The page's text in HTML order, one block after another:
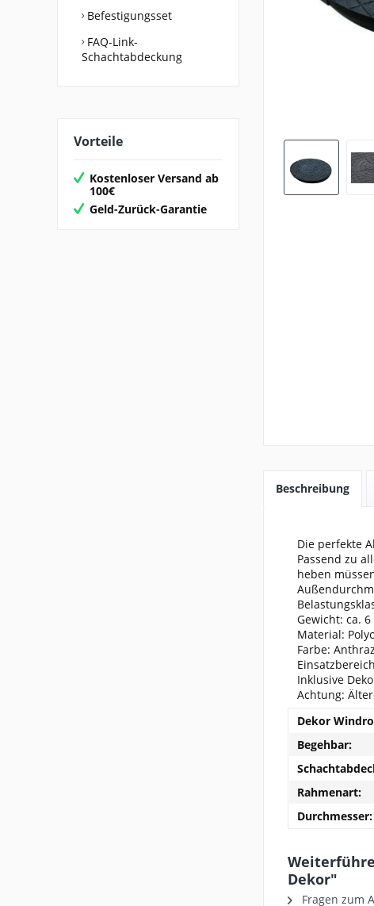
Befestigungsset
FAQ-Link-
Schachtabdeckung
Vorteile
Kostenloser Versand ab
100€
Geld-Zurück-Garantie
Beschreibung
Die perfekte
Passend zu
heben
Gewicht: ca. 6
Material:
Farbe:
Inklusive
Achtung:
Dekor
Begehbar:
Rahmenart:
Durchmesser:
Dekor"
Fragen zum